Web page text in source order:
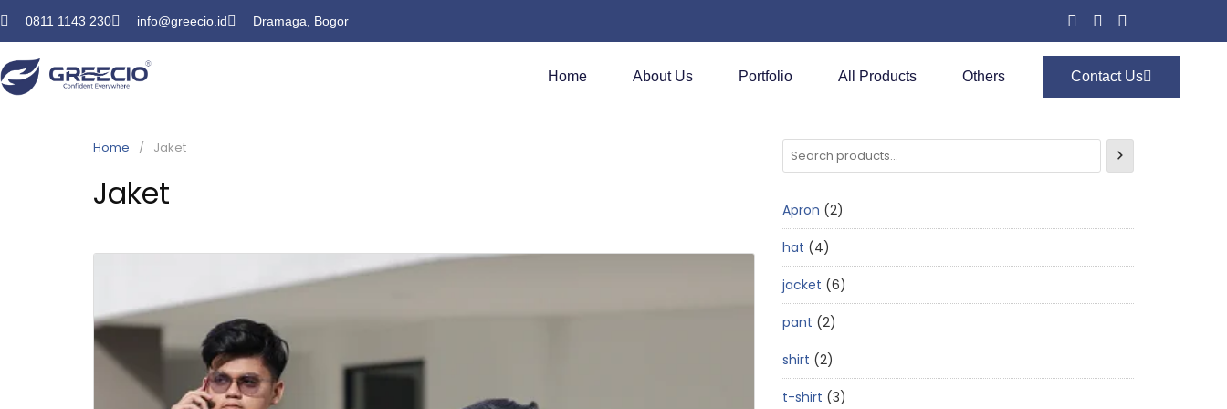
0811 1143 230 info@greecio.id Dramaga, Bogor
Home About Us Portfolio All Products Others Contact Us
Home Jaket
Jaket Apron 2
hat 4
jacket 6
pant 2
shirt 2
t-shirt 3